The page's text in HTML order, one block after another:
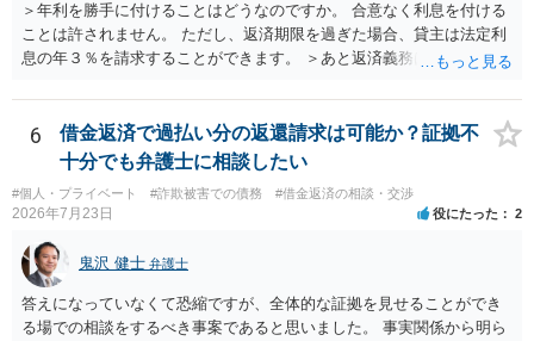
＞年利を勝手に付けることはどうなのですか。 合意なく利息を付ける
ことは許されません。 ただし、返済期限を過ぎた場合、貸主は法定利
息の年３％を請求することができます。 ＞あと返済義務はありますか
りたお金は返さなければいけませんし、勝手につけた利息は返済不要
です。 以上、ご参考まで。
6
借金返済で過払い分の返還請求は可能か？証拠不
十分でも弁護士に相談したい
#個人・プライベート #詐欺被害での債務 #借金返済の相談・交渉
2026年7月23日 役にたった 2
鬼沢 健士 弁護士
答えになっていなくて恐縮ですが、全体的な証拠を見せることができ
る場での相談をするべき事案であると思いました。 事実関係から明ら